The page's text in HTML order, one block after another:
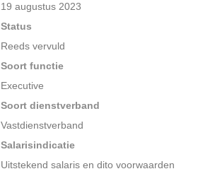
19 augustus 2023
Status
Reeds vervuld
Soort functie
Executive
Soort dienstverband
Vastdienstverband
Salarisindicatie
Uitstekend salaris en dito voorwaarden